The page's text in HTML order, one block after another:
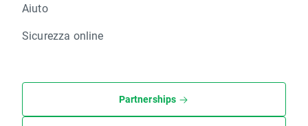
Aiuto
Sicurezza online
Partnerships